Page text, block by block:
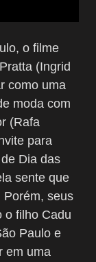
o filme
(Ingrid
como uma
moda com
(Rafa
para
Dia das
sente que
Porém, seus
o filho Cadu
Paulo e
em uma